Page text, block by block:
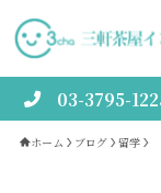
03-3795-
ホーム ブログ 留学